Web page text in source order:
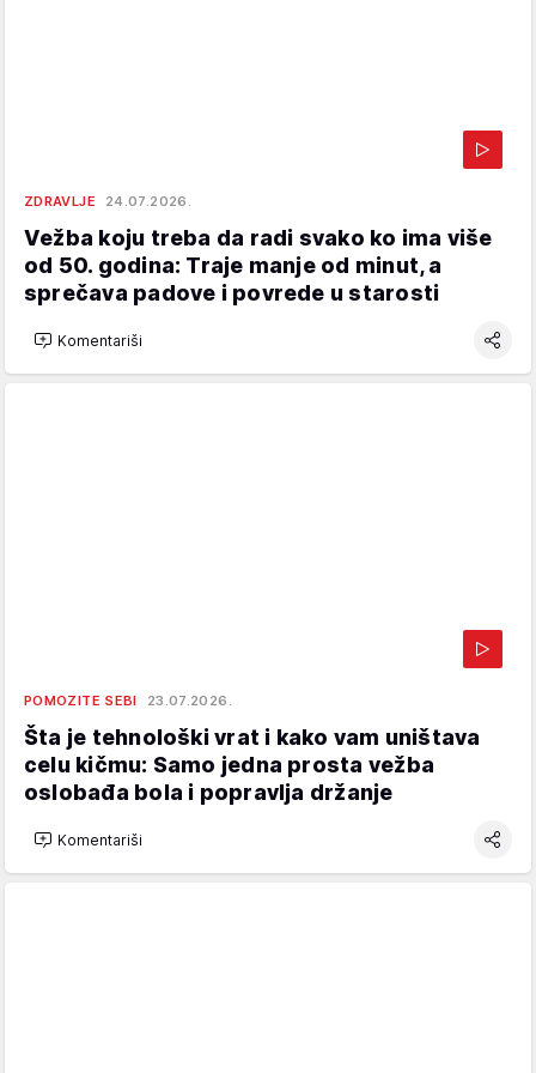
ZDRAVLJE 24.07.2026.
Vežba koju treba da radi svako ko ima više
od 50. godina: Traje manje od minut, a
sprečava padove i povrede u starosti
Komentariši
POMOZITE SEBI 23.07.2026.
Šta je tehnološki vrat i kako vam uništava
celu kičmu: Samo jedna prosta vežba
oslobađa bola i popravlja držanje
Komentariši